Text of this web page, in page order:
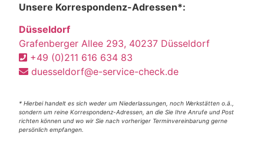
Unsere Korrespondenz-Adressen*:
Düsseldorf
Grafenberger Allee 293, 40237 Düsseldorf
+49 (0)211 616 634 83
duesseldorf@e-service-check.de
* Hierbei handelt es sich weder um Niederlassungen, noch Werkstätten o.ä.,
sondern um reine Korrespondenz-Adressen, an die Sie Ihre Anrufe und Post
richten können und wo wir Sie nach vorheriger Terminvereinbarung gerne
persönlich empfangen.